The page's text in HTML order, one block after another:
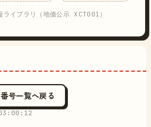
イブラリ（地価公示 XCT001）
号一覧へ戻る